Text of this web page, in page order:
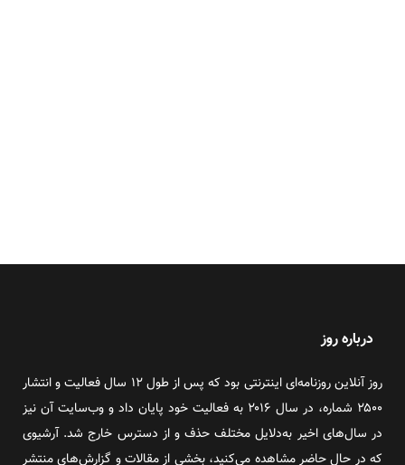
درباره روز
روز آنلاین روزنامه‌ای اینترنتی بود که پس از طول ۱۲ سال فعالیت و انتشار
۲۵۰۰ شماره، در سال ۲۰۱۶ به فعالیت خود پایان داد و وب‌سایت آن نیز
در سال‌های اخیر به‌دلایل مختلف حذف و از دسترس خارج شد. آرشیوی
که در حال حاضر مشاهده می‌کنید، بخشی از مقالات و گزارش‌های منتشر